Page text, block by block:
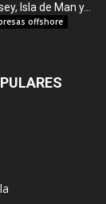
Isla de Man y...
offshore